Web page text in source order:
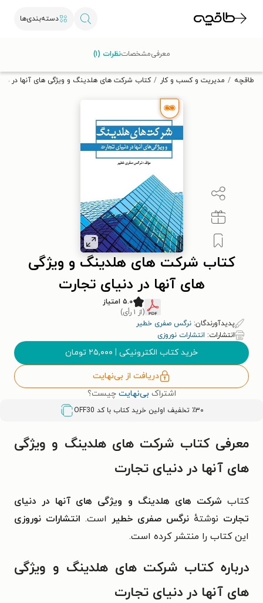
دسته‌بندی‌ها
تخفیف از طاقچه دریافت کن.
طاقچه مدیریت و کسب و کار کتاب شرکت های هلدینگ و ویژگی های آنها در
کتاب شرکت های هلدینگ و ویژگی
های آنها در دنیای تجارت
۵.۰ امتیاز
(از ۱ رأی)
پدیدآورندگان: نرگس صفری خطیر
انتشارات: انتشارات نوروزی
خرید کتاب الکترونیکی | ۲۵,۰۰۰ تومان
دریافت از بی‌نهایت
اشتراک بی‌نهایت چیست؟
٪۳۰ تخفیف اولین خرید کتاب با کد OFF30
معرفیمشخصاتنظرات (۱)
معرفی کتاب شرکت های هلدینگ و ویژگی
های آنها در دنیای تجارت
کتاب شرکت های هلدینگ و ویژگی های آنها در دنیای
تجارت نوشتهٔ نرگس صفری خطیر است. انتشارات نوروزی
این کتاب را منتشر کرده است.‏
درباره کتاب شرکت های هلدینگ و ویژگی
های آنها در دنیای تجارت